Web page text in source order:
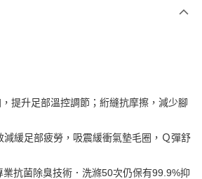
提升足部溫控調節；絎縫抗摩擦，減少腳
減緩足部疲勞，吸震緩衝氣墊毛圈，Ｑ彈舒
抗菌除臭技術．洗滌50次仍保有99.9%抑